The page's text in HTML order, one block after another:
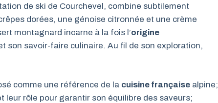
de ski de Courchevel, combine subtilement
dorées, une génoise citronnée et une crème
montagnard incarne à la fois l’origine
son savoir-faire culinaire. Au fil de son exploration,
comme une référence de la cuisine française alpine;
leur rôle pour garantir son équilibre des saveurs;